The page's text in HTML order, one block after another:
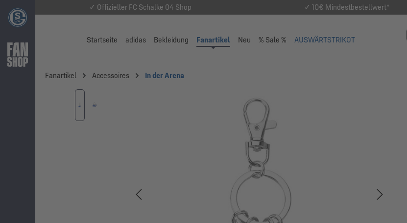
✓ Offizieller FC Schalke 04 Shop ✓ 10€ Mindestbestellwert*
Startseite adidas Bekleidung Fanartikel Neu % Sale % AUSWÄRTSTRIKOT
Fanartikel Accessoires In der Arena
Bildergalerie überspringen